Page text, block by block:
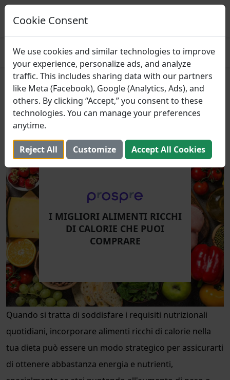
Prospre: pianificatore dei pasti
Piani pasto basati sui macro
I Migliori Alimenti Ricchi di
Calorie Che Puoi Comprare
7 settembre 2024 (Aggiornato: 2 agosto 2025)
I MIGLIORI ALIMENTI RICCHI
DI CALORIE CHE PUOI
COMPRARE
Quando si tratta di soddisfare i requisiti nutrizionali
quotidiani, incorporare alimenti ricchi di calorie nella
tua dieta può essere un modo strategico per assicurarti
di ottenere abbastanza energia e nutrienti,
Cookie Consent
We use cookies and similar technologies to improve
your experience, personalize ads, and analyze
traffic. This includes sharing data with our partners
like Meta (Facebook), Google (Analytics, Ads), and
others. By clicking “Accept,” you consent to these
technologies. You can manage your preferences
anytime.
Reject All Customize Accept All Cookies